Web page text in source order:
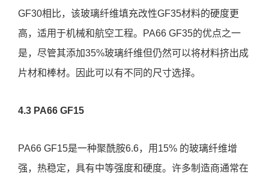
GF30相比，该玻璃纤维填充改性GF35材料的硬度更
高，适用于机械和航空工程。PA66 GF35的优点之一
是，尽管其添加35%玻璃纤维但仍然可以将材料挤出成
片材和棒材。因此可以有不同的尺寸选择。
4.3 PA66 GF15
PA66 GF15是一种聚酰胺6.6，用15% 的玻璃纤维增
强，热稳定，具有中等强度和硬度。许多制造商通常在